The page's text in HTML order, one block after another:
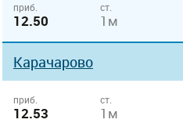
приб.
12.50
ст.
1м
Карачарово
приб.
12.53
ст.
1м